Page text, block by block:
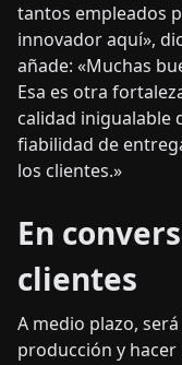
tantos empleados
innovador aquí»,
añade: «Muchas
Esa es otra
calidad inigualable
fiabilidad de
los clientes.»
En
clientes
A medio plazo,
producción y